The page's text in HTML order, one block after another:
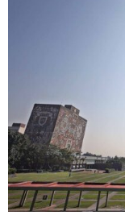
Internacional
Cultura